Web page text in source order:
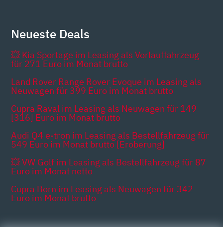
Neueste Deals
💥 Kia Sportage im Leasing als Vorlauffahrzeug
für 271 Euro im Monat brutto
Land Rover Range Rover Evoque im Leasing als
Neuwagen für 399 Euro im Monat brutto
Cupra Raval im Leasing als Neuwagen für 149
[316] Euro im Monat brutto
Audi Q4 e-tron im Leasing als Bestellfahrzeug für
549 Euro im Monat brutto [Eroberung]
💥 VW Golf im Leasing als Bestellfahrzeug für 87
Euro im Monat netto
Cupra Born im Leasing als Neuwagen für 342
Euro im Monat brutto